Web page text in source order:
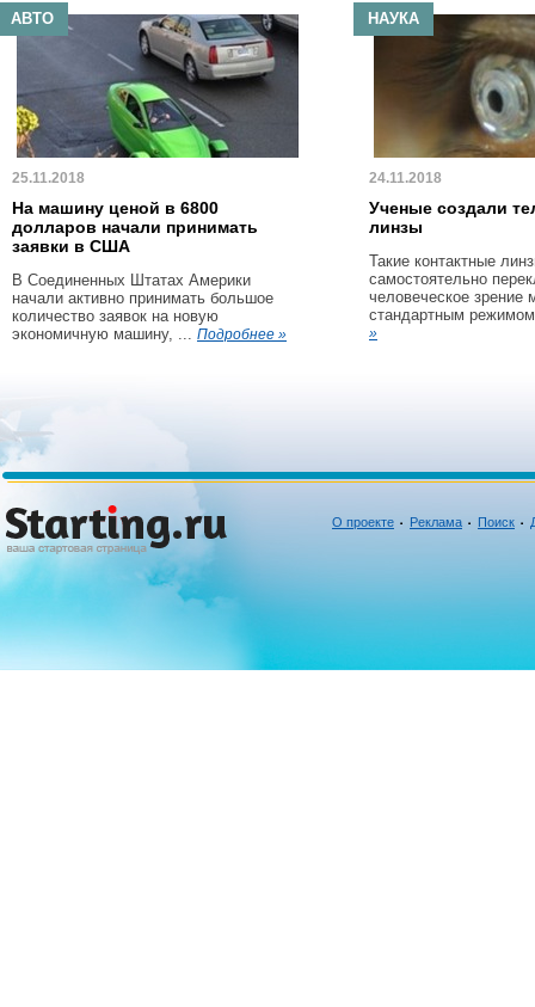
АВТО
25.11.2018
На машину ценой в 6800
долларов начали принимать
заявки в США
В Соединенных Штатах Америки
начали активно принимать большое
количество заявок на новую
экономичную машину, ... Подробнее »
НАУКА
24.11.2018
Ученые создали
линзы
Такие контактные
самостоятельно
человеческое зрение
стандартным
»
О проекте Реклама Поиск